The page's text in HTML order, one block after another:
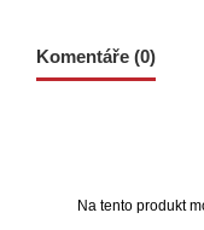
Komentáře (0)
Na tento produkt